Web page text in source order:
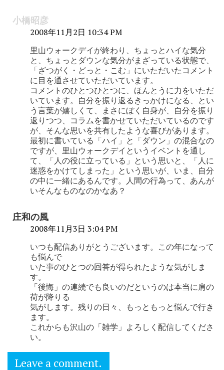
小橋昭彦
2008年11月2日 10:34 PM
里山ウォークデイが終わり、ちょっとハイな気分
と、ちょっとダウンな気分がまざっている状態で、
「ざつがく・どっと・こむ」にいただいたコメント
に目を通させていただいています。
コメントのひとつひとつに、ほんとうに力をいただ
いています。自分を振り返るきっかけになる、とい
う言葉が嬉しくて、まさにぼく自身が、自分を振り
返りつつ、コラムを書かせていただいているのです
が、そんな思いを共有したような喜びがあります。
最初に書いている「ハイ」と「ダウン」の混合なの
ですが、里山ウォークデイというイベントを通し
て、「人の役に立っている」という思いと、「人に
迷惑をかけてしまった」という思いが、いま、自分
の中に一緒にあるんです。人間の行為って、あんが
いそんなものなのかなあ？
庄和の風
2008年11月3日 3:04 PM
いつも配信ありがとうございます。この年になって
も悩んで
いた事のひとつの回答が得られたような気がしま
す。
「後悔」の連続でも良いのだというのは本当に肩の
荷が降りる
気がします。残りの日々、もっともっと悩んで行き
ます。
これからも沢山の「雑学」よろしく配信してくださ
い。
Leave a comment.